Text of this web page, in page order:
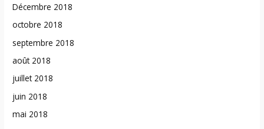
Décembre 2018
octobre 2018
septembre 2018
août 2018
juillet 2018
juin 2018
mai 2018